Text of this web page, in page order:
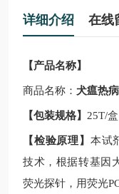
详细介绍 在线
【产品名称】
商品名称： 犬瘟热
【包装规格】 25T/盒
【检验原理】 本试
技术，根据转基因
荧光探针，用荧光